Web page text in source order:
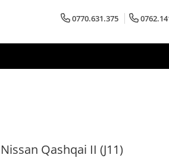
0770.631.375
Qashqai II (J11)